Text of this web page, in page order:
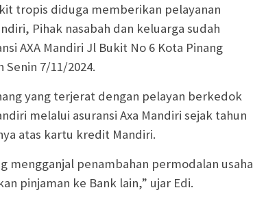
tropis diduga memberikan pelayanan
Pihak nasabah dan keluarga sudah
AXA Mandiri Jl Bukit No 6 Kota Pinang
7/11/2024.
yang terjerat dengan pelayan berkedok
melalui asuransi Axa Mandiri sejak tahun
atas kartu kredit Mandiri.
mengganjal penambahan permodalan usaha
pinjaman ke Bank lain,” ujar Edi.